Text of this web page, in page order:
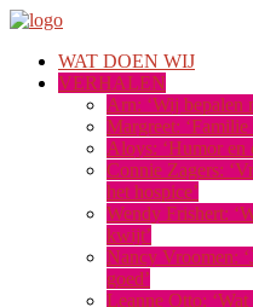
WAT DOEN WIJ
VERHALEN
Arn: ‘Wij bepalen
Margreet:
Aloys: ‘Humor en
Connie Zagers:
het hospice’
Wendy Frishert:
kwijt’
Nancy Vroomen:
goed’
Leanne Otto: